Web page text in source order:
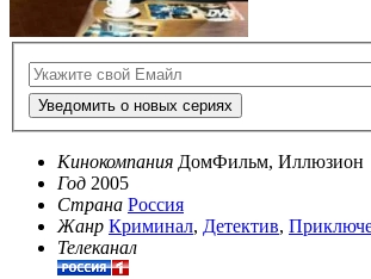
Уведомить о новых сериях
Кинокомпания ДомФильм, Иллюзион
Год 2005
Страна Россия
Жанр Криминал, Детектив,
Телеканал